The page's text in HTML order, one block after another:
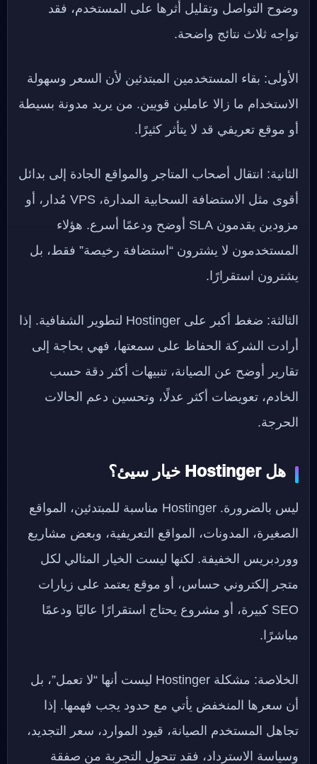
وضوح التواصل وتقليل أثرها على المستخدم، فقد
تواجه ثلاث نتائج واضحة.
الأولى: بقاء المستخدمين المبتدئين لأن السعر وسهولة
الاستخدام ما زالا عاملين قويين. من يريد مدونة بسيطة
أو موقع تعريفي قد لا يتأثر كثيرًا.
الثانية: انتقال أصحاب المتاجر والمواقع الجادة إلى بدائل
أقوى مثل الاستضافة السحابية المدارة، VPS مُدار، أو
مزودين يقدمون SLA أوضح ودعمًا أسرع. هؤلاء
المستخدمون لا يشترون “استضافة رخيصة” فقط، بل
يشترون استقرارًا.
الثالثة: ضغط أكبر على Hostinger لتطوير الشفافية. إذا
أرادت الشركة الحفاظ على سمعتها، فهي بحاجة إلى
تقارير أوضح عن الصيانة، تنبيهات أكثر دقة حسب
الخادم، تعويضات أكثر عدلًا، وتحسين دعم الحالات
الحرجة.
هل Hostinger خيار سيئ؟
ليس بالضرورة. Hostinger مناسبة للمبتدئين، المواقع
الصغيرة، المدونات، المواقع التعريفية، وبعض مشاريع
ووردبريس الخفيفة. لكنها ليست الخيار المثالي لكل
متجر إلكتروني حساس، أو موقع يعتمد على زيارات
SEO كبيرة، أو مشروع يحتاج استقرارًا عاليًا ودعمًا
مباشرًا.
الخلاصة: مشكلة Hostinger ليست أنها “لا تعمل”، بل
أن سعرها المنخفض يأتي مع حدود يجب فهمها. إذا
تجاهل المستخدم الصيانة، قيود الموارد، سعر التجديد،
وسياسة الاسترداد، فقد تتحول التجربة من صفقة